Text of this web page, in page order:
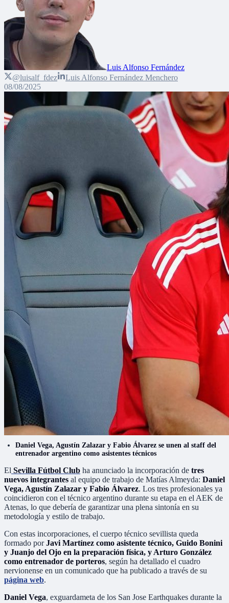
Luis Alfonso Fernández
@luisalf_fdez
Luis Alfonso Fernández Menchero
08/08/2025
Daniel Vega, Agustín Zalazar y Fabio Álvarez se unen al staff del
entrenador argentino como asistentes técnicos
El Sevilla Fútbol Club ha anunciado la incorporación de tres
nuevos integrantes al equipo de trabajo de Matías Almeyda: Daniel
Vega, Agustín Zalazar y Fabio Álvarez. Los tres profesionales ya
coincidieron con el técnico argentino durante su etapa en el AEK de
Atenas, lo que debería de garantizar una plena sintonía en su
metodología y estilo de trabajo.
Con estas incorporaciones, el cuerpo técnico sevillista queda
formado porJavi Martínez como asistente técnico, Guido Bonini
y Juanjo del Ojo en la preparación física, y Arturo González
como entrenador de porteros, según ha detallado el cuadro
nervionense en un comunicado que ha publicado a través de su
página web.
Daniel Vega, exguardameta de los San Jose Earthquakes durante la